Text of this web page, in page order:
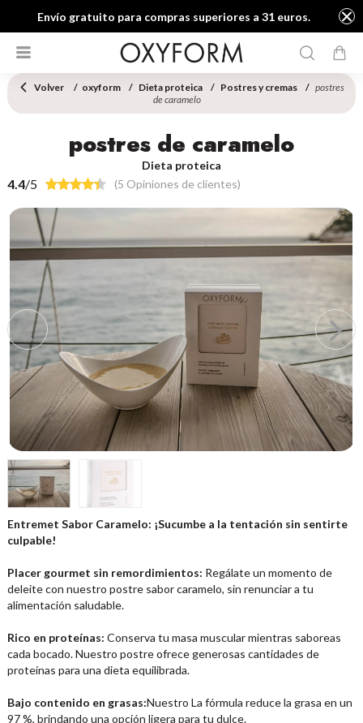
Envío gratuito para compras superiores a 31 euros.
Volver oxyform Dieta proteica Postres y cremas
postres
de caramelo
postres de caramelo
Dieta proteica
4.4/5 (5 Opiniones de clientes)
Entremet Sabor Caramelo: ¡Sucumbe a la tentación sin sentirte
culpable!
Placer gourmet sin remordimientos: Regálate un momento de
deleite con nuestro postre sabor caramelo, sin renunciar a tu
alimentación saludable.
Rico en proteínas: Conserva tu masa muscular mientras saboreas
cada bocado. Nuestro postre ofrece generosas cantidades de
proteínas para una dieta equilibrada.
Bajo contenido en grasas:Nuestro La fórmula reduce la grasa en un
97 %, brindando una opción ligera para tu dulce.